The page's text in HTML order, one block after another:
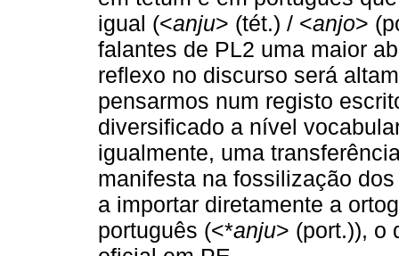
igual (<anju> (tét.) / <anjo>
falantes de PL2 uma maior
reflexo no discurso será
pensarmos num registo
diversificado a nível
igualmente, uma
manifesta na fossilização
a importar diretamente a
português (<*anju> (port.)), o